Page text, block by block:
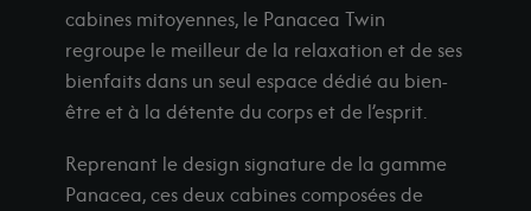
showrooms
Demander un devis
cabines mitoyennes, le Panacea Twin
regroupe le meilleur de la relaxation et de ses
bienfaits dans un seul espace dédié au bien-
être et à la détente du corps et de l’esprit.
Reprenant le design signature de la gamme
Panacea, ces deux cabines composées de